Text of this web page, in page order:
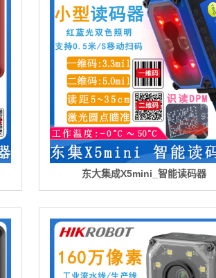
东大集成X5mini_智能读码器